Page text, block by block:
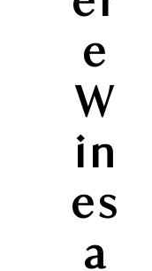
e
W
in
es
a